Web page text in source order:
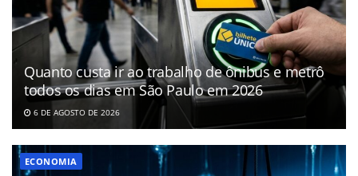
Quanto custa ir ao trabalho de ônibus e metrô
todos os dias em São Paulo em 2026
6 DE AGOSTO DE 2026
ECONOMIA